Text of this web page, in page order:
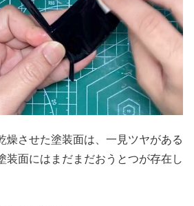
燥させた塗装面は、一見ツヤがある
装面にはまだまだおうとつが存在し